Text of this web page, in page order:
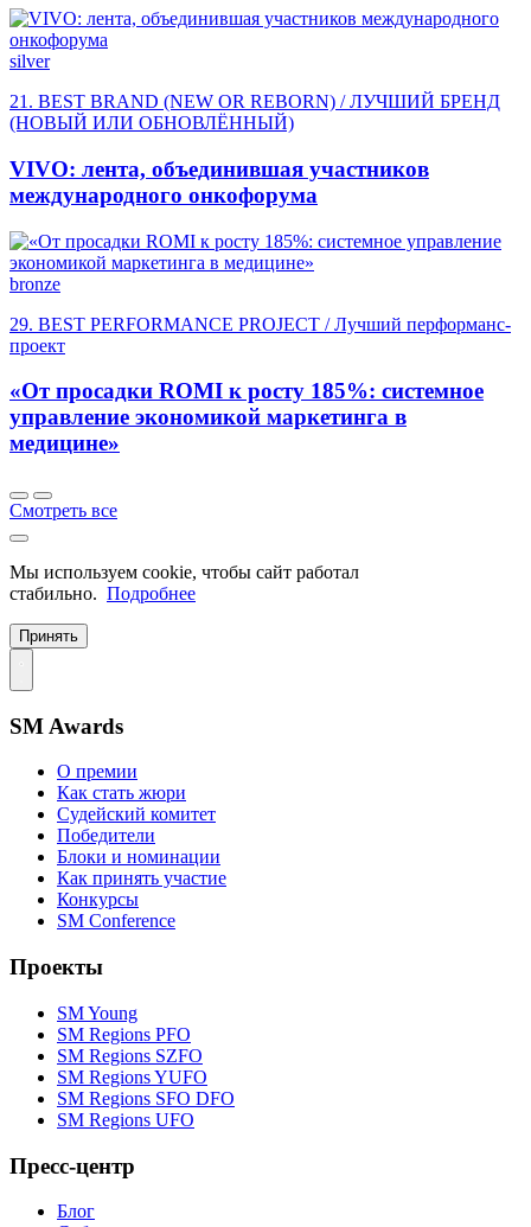
silver
21. BEST BRAND (NEW OR REBORN) / ЛУЧШИЙ БРЕНД
(НОВЫЙ ИЛИ ОБНОВЛЁННЫЙ)
VIVO: лента, объединившая участников
международного онкофорума
bronze
29. BEST PERFORMANCE PROJECT / Лучший перформанс-
проект
«От просадки ROMI к росту 185%: системное
управление экономикой маркетинга в
медицине»
Смотреть все
Мы используем cookie, чтобы сайт работал
стабильно. Подробнее
Принять
SM Awards
О премии
Как стать жюри
Судейский комитет
Победители
Блоки и номинации
Как принять участие
Конкурсы
SM Conference
Проекты
SM Young
SM Regions PFO
SM Regions SZFO
SM Regions YUFO
SM Regions SFO DFO
SM Regions UFO
Пресс-центр
Блог